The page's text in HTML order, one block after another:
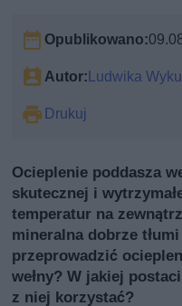
Opublikowano:
Autor:Ludwika
Drukuj
Ocieplenie poddasza
skutecznej i
temperatur na
mineralna dobrze
przeprowadzić
wełny? W jakiej
z niej korzystać?